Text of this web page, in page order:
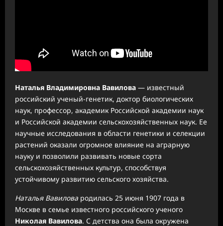
Наталья Владимировна Вавилова — известный
российский ученый-генетик, доктор биологических
наук, профессор, академик Российской академии наук
и Российской академии сельскохозяйственных наук. Ее
научные исследования в области генетики и селекции
растений оказали огромное влияние на аграрную
науку и позволили развивать новые сорта
сельскохозяйственных культур, способствуя
устойчивому развитию сельского хозяйства.
Наталья Вавилова родилась 25 июня 1907 года в
Москве в семье известного российского ученого
Николая Вавилова. С детства она была окружена